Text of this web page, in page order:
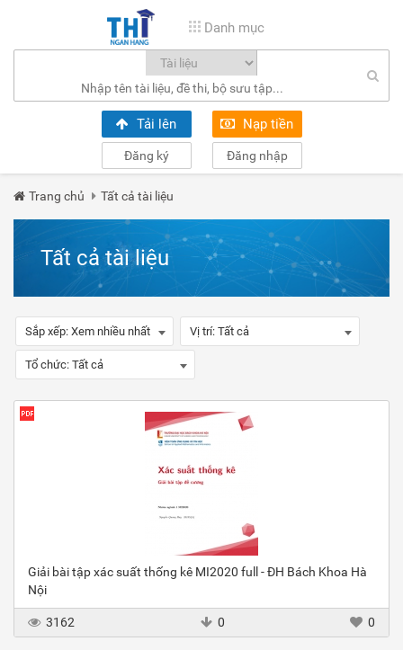
Danh mục
Tải lên Nạp tiền
Đăng ký Đăng nhập
Trang chủ Tất cả tài liệu
Tất cả tài liệu
Sắp xếp: Xem nhiều nhất Vị trí: Tất cả
Tổ chức: Tất cả
Giải bài tập xác suất thống kê MI2020 full - ĐH Bách Khoa Hà
Nội
3162 0 0